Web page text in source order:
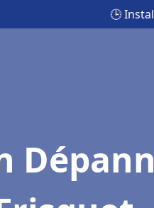
🕒